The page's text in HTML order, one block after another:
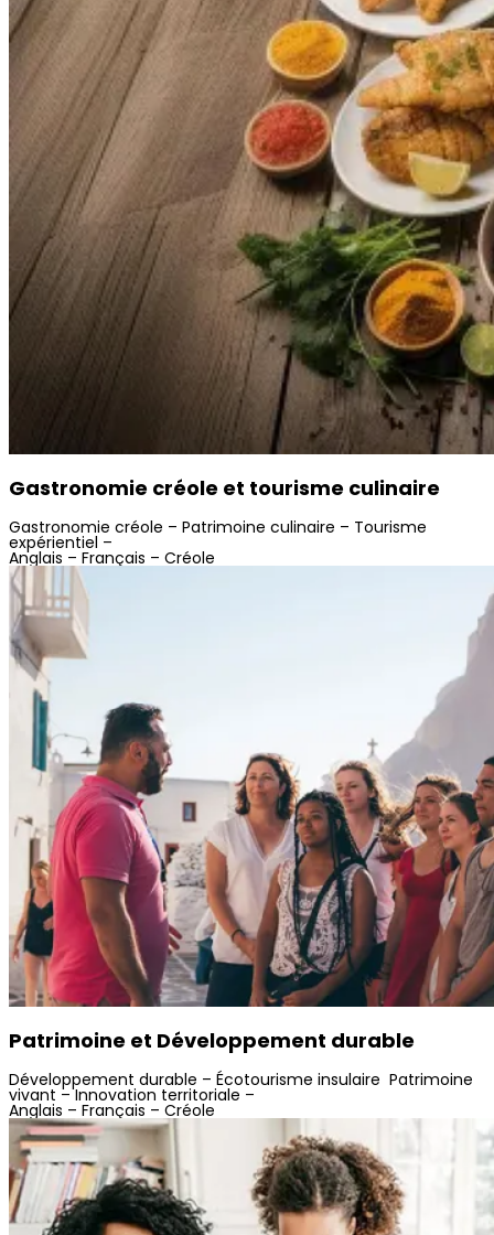
Gastronomie créole et tourisme culinaire
Gastronomie créole – Patrimoine culinaire – Tourisme
expérientiel –
Anglais – Français – Créole
Patrimoine et Développement durable
Développement durable – Écotourisme insulaire Patrimoine
vivant –Innovation territoriale –
Anglais – Français – Créole